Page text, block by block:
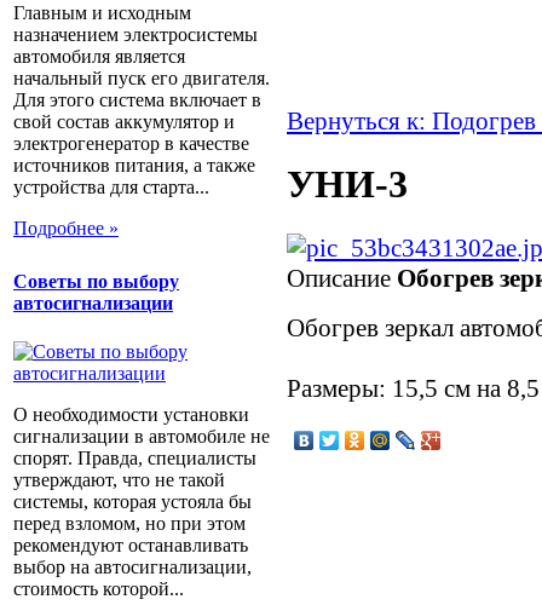
Главным и исходным
назначением электросистемы
автомобиля является
начальный пуск его двигателя.
Для этого система включает в
свой состав аккумулятор и
электрогенератор в качестве
источников питания, а также
устройства для старта...
Подробнее »
Советы по выбору
автосигнализации
О необходимости установки
сигнализации в автомобиле не
спорят. Правда, специалисты
утверждают, что не такой
системы, которая устояла бы
перед взломом, но при этом
рекомендуют останавливать
выбор на автосигнализации,
стоимость которой...
Вернуться к: Подогрев
УНИ-3
Описание Обогрев
Обогрев зеркал
Размеры: 15,5 см на